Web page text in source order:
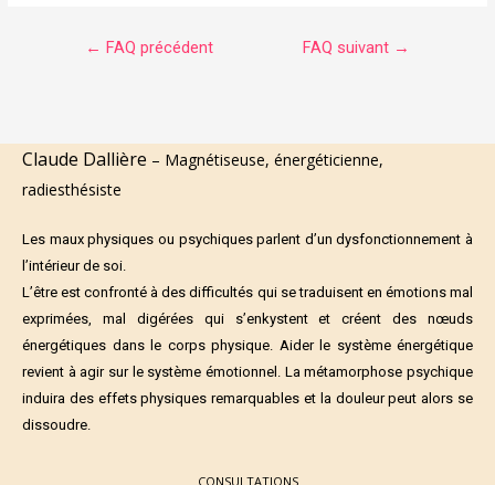
← FAQ précédent FAQ suivant →
Claude Dallière – Magnétiseuse, énergéticienne,
radiesthésiste
Les maux physiques ou psychiques parlent d’un dysfonctionnement à
l’intérieur de soi.
L’être est confronté à des difficultés qui se traduisent en émotions mal
exprimées, mal digérées qui s’enkystent et créent des nœuds
énergétiques dans le corps physique. Aider le système énergétique
revient à agir sur le système émotionnel. La métamorphose psychique
induira des effets physiques remarquables et la douleur peut alors se
dissoudre.
CONSULTATIONS